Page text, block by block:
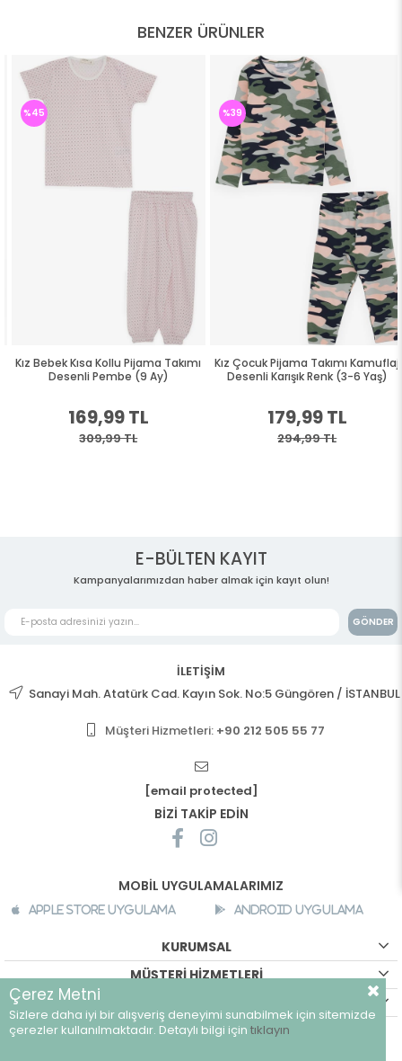
BENZER ÜRÜNLER
Kız Bebek Kısa Kollu Pijama Takımı
Desenli Pembe (9 Ay)
169,99 TL
309,99 TL
%45
Kız Çocuk Pijama Takımı Kamuflaj
Desenli Karışık Renk (3-6 Yaş)
179,99 TL
294,99 TL
%39
E-BÜLTEN KAYIT
Kampanyalarımızdan haber almak için kayıt olun!
GÖNDER
İLETİŞİM
Sanayi Mah. Atatürk Cad. Kayın Sok. No:5 Güngören / İSTANBUL
Müşteri Hizmetleri: +90 212 505 55 77
[email protected]
BİZİ TAKİP EDİN
MOBİL UYGULAMALARIMIZ
Apple Store Uygulama Android Uygulama
KURUMSAL
MÜŞTERİ HİZMETLERİ
©breeze.com.tr - Tüm hakları saklıdır.
Çerez Metni
Sizlere daha iyi bir alışveriş deneyimi sunabilmek için sitemizde
çerezler kullanılmaktadır. Detaylı bilgi için tıklayın